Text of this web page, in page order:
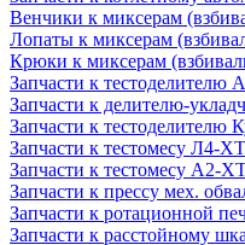
Венчики к миксерам
Лопаты к миксерам
Крюки к миксерам
Запчасти к тестоделителю
Запчасти к делителю-
Запчасти к тестоделителю
Запчасти к тестомесу Л4-
Запчасти к тестомесу А2-
Запчасти к прессу мех.
Запчасти к ротационной
Запчасти к расстойному